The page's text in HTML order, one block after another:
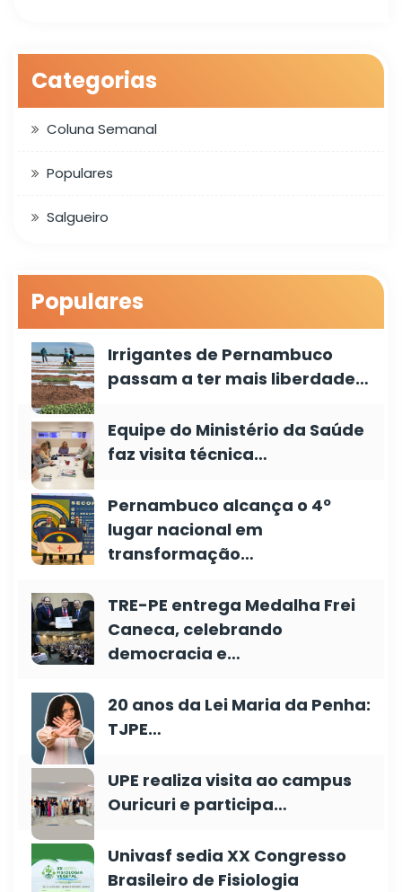
Categorias
Coluna Semanal
Populares
Salgueiro
Populares
Irrigantes de Pernambuco
passam a ter mais liberdade…
Equipe do Ministério da Saúde
faz visita técnica…
Pernambuco alcança o 4º
lugar nacional em
transformação…
TRE-PE entrega Medalha Frei
Caneca, celebrando
democracia e…
20 anos da Lei Maria da Penha:
TJPE…
UPE realiza visita ao campus
Ouricuri e participa…
Univasf sedia XX Congresso
Brasileiro de Fisiologia